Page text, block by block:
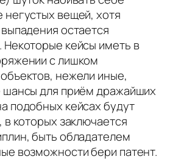
вещей, хотя
остается
кейсы иметь в
с лишком
нежели иные,
шансы для приём дражайших
подобных кейсах будут
которых заключается
быть обладателем
возможности бери патент.